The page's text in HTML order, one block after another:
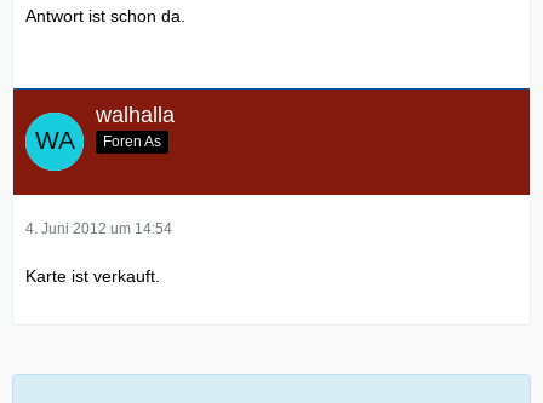
Antwort ist schon da.
walhalla
Foren As
4. Juni 2012 um 14:54
Karte ist verkauft.